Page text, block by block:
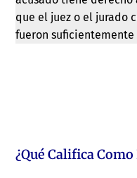
que el juez o el jurado
fueron suficientemente
¿Qué Califica